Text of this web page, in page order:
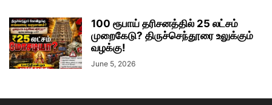
100 ரூபாய் தரிசனத்தில் 25 லட்சம்
முறைகேடு? திருச்செந்தூரை உலுக்கும்
வழக்கு!
June 5, 2026